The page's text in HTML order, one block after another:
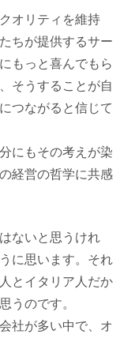
オリティを維持
ちが提供するサー
もっと喜んでもら
そうすることが自
つながると信じて
にもその考えが染
経営の哲学に共感
ないと思うけれ
に思います。それ
とイタリア人だか
うのです。
社が多い中で、オ